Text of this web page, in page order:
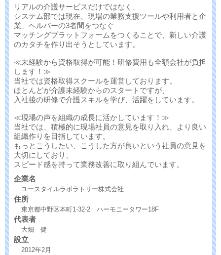
リアルの介護サービスだけではなく、
システム部では現在、現場の業務支援ツールや利用者と企
業、ヘルパーの3者間をつなぐ
マッチングプラットフォームをつくることで、新しい介護
のカタチを作り出そうとしています。
≪未経験から資格取得が可能！研修費用も全額会社が負担
します！≫
当社では資格取得スクールを運営しております。
ほとんどが介護未経験からのスタートですが、
入社後の研修で介護スキルを学び、活躍をしています。
≪現場の声を組織の成長に活かしています！≫
当社では、積極的に現場社員の意見を取り入れ、より良い
組織作りを目指しています。
もっとこうしたい、こうした方が良いという社員の意見を
大切にしており、
スピード感を持って業務改善に取り組んでいます。
企業名
ユースタイルラボラトリー株式会社
住所
東京都中野区本町1-32-2 ハーモニータワー18F
代表者
大畑 健
設立
2012年2月